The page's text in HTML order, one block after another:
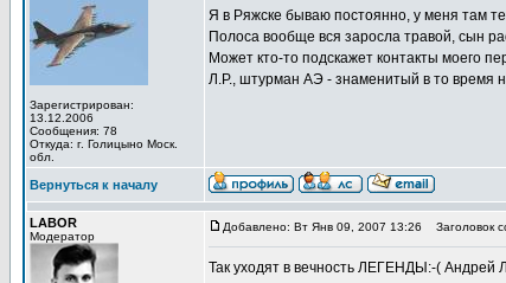
Зарегистрирован:
13.12.2006
Сообщения: 78
Откуда: г. Голицыно Моск.
обл.
Я в Ряжске бываю постоянно, у меня там
Полоса вообще вся заросла травой, сын
Может кто-то подскажет контакты моего
Л.Р., штурман АЭ - знаменитый в то время
Вернуться к началу
LABOR
Модератор
Добавлено: Вт Янв 09, 2007 13:26 Заголовок
Так уходят в вечность ЛЕГЕНДЫ:-( Андрей